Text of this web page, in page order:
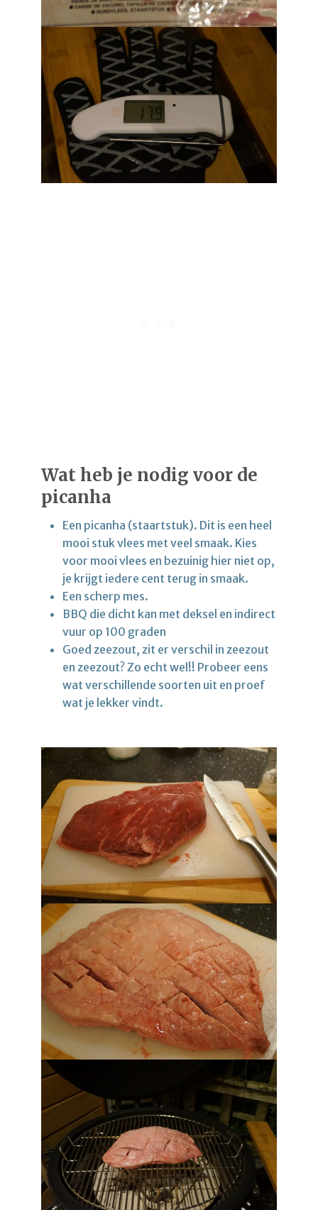
Wat heb je nodig voor de
picanha
Een picanha (staartstuk). Dit is een heel
mooi stuk vlees met veel smaak. Kies
voor mooi vlees en bezuinig hier niet op,
je krijgt iedere cent terug in smaak.
Een scherp mes.
BBQ die dicht kan met deksel en indirect
vuur op 100 graden
Goed zeezout, zit er verschil in zeezout
en zeezout? Zo echt wel!! Probeer eens
wat verschillende soorten uit en proef
wat je lekker vindt.